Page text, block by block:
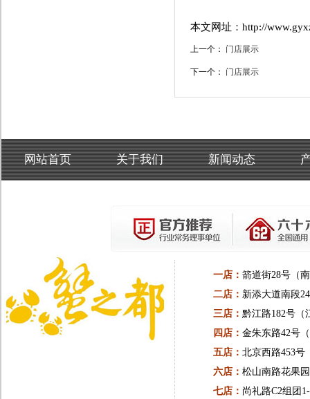
本文网址：http://
上一个： 门店展示
下一个： 门店展示
网站首页 关于我们 新闻动态
一店： 箭道街28号（
二店： 新添大道南段
三店： 黔江路182号（
四店： 金朱东路42号
五店： 北京西路453号
六店： 松山南路花果
七店： 尚礼路C2组团